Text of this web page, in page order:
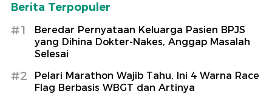
Berita Terpopuler
#1
Beredar Pernyataan Keluarga Pasien BPJS
yang Dihina Dokter-Nakes, Anggap Masalah
Selesai
#2
Pelari Marathon Wajib Tahu, Ini 4 Warna Race
Flag Berbasis WBGT dan Artinya